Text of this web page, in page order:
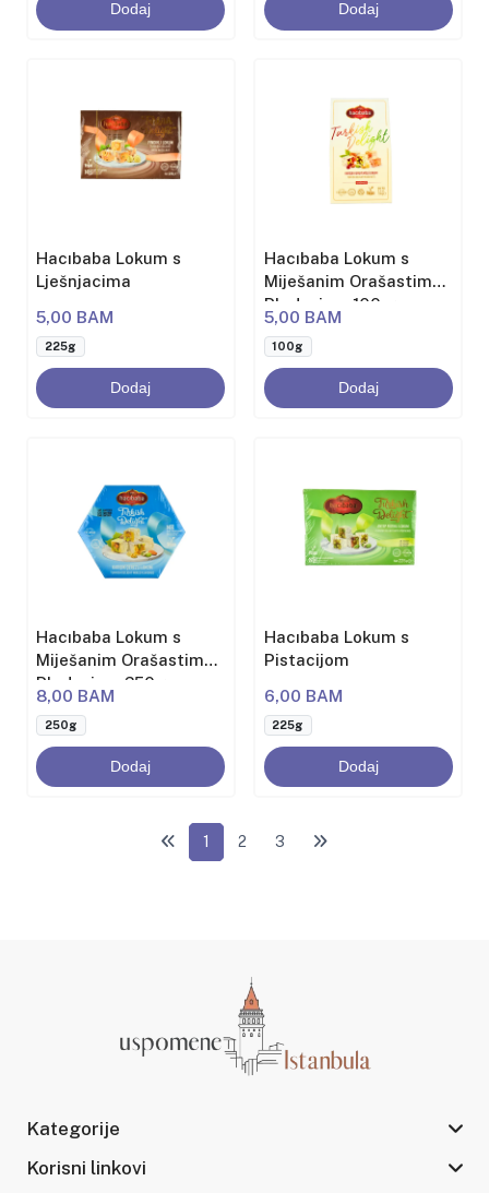
Dodaj Dodaj
Hacıbaba Lokum s
Lješnjacima
5,00 BAM
225g
Dodaj
Hacıbaba Lokum s
Miješanim Orašastim
Plodovima 100 g
5,00 BAM
100g
Dodaj
Hacıbaba Lokum s
Miješanim Orašastim
Plodovima 250g
8,00 BAM
250g
Dodaj
Hacıbaba Lokum s
Pistacijom
6,00 BAM
225g
Dodaj
1 2 3
Kategorije
Korisni linkovi